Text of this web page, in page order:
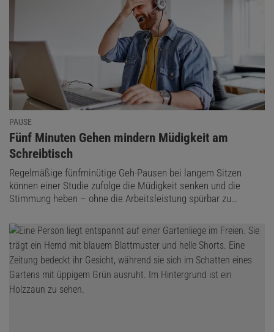
PAUSE
:
Fünf Minuten Gehen mindern Müdigkeit am
Schreibtisch
Regelmäßige fünfminütige Geh-Pausen bei langem Sitzen
können einer Studie zufolge die Müdigkeit senken und die
Stimmung heben – ohne die Arbeitsleistung spürbar zu…